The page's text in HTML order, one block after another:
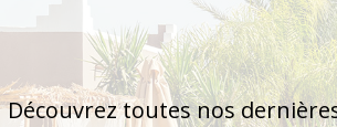
Découvrez toutes nos